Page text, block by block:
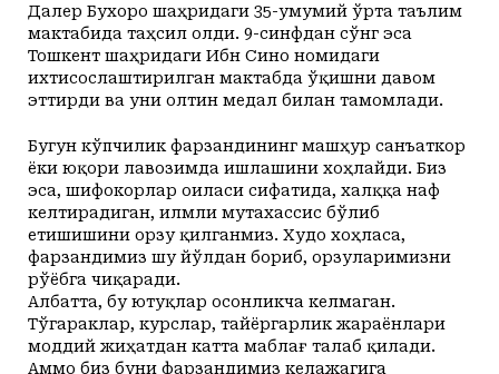
Далер Бухоро шаҳридаги 35-умумий ўрта таълим
мактабида таҳсил олди. 9-синфдан сўнг эса
Тошкент шаҳридаги Ибн Сино номидаги
ихтисослаштирилган мактабда ўқишни давом
эттирди ва уни олтин медал билан тамомлади.
Бугун кўпчилик фарзандининг машҳур санъаткор
ёки юқори лавозимда ишлашини хоҳлайди. Биз
эса, шифокорлар оиласи сифатида, халққа наф
келтирадиган, илмли мутахассис бўлиб
етишишини орзу қилганмиз. Худо хоҳласа,
фарзандимиз шу йўлдан бориб, орзуларимизни
рўёбга чиқаради.
Албатта, бу ютуқлар осонликча келмаган.
Тўгараклар, курслар, тайёргарлик жараёнлари
моддий жиҳатдан катта маблағ талаб қилади.
Аммо биз буни фарзандимиз келажагига